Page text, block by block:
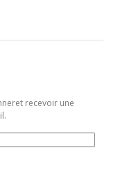
recevoir une